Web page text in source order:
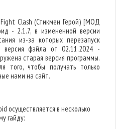
Clash (Стикмен Герой) [МОД
- 2.1.7, в измененной версии
из-за которых перезапуск
версия файла от 02.11.2024 -
старая версия программы.
того, чтобы получать только
нами на сайт.
осуществляется в несколько
гайду: